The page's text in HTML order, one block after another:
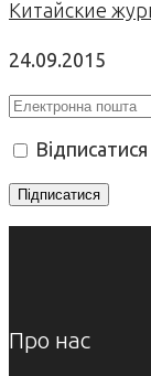
Китайские
24.09.2015
Відписатися
Про нас